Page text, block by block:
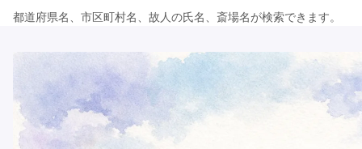
都道府県名、市区町村名、故人の氏名、斎場名が検索できます。